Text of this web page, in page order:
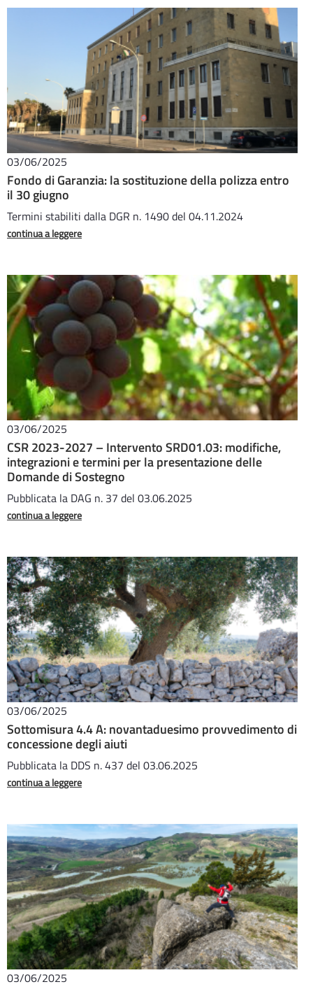
03/06/2025
Fondo di Garanzia: la sostituzione della polizza entro
il 30 giugno
Termini stabiliti dalla DGR n. 1490 del 04.11.2024
continua a leggere
03/06/2025
CSR 2023-2027 – Intervento SRD01.03: modifiche,
integrazioni e termini per la presentazione delle
Domande di Sostegno
Pubblicata la DAG n. 37 del 03.06.2025
continua a leggere
03/06/2025
Sottomisura 4.4 A: novantaduesimo provvedimento di
concessione degli aiuti
Pubblicata la DDS n. 437 del 03.06.2025
continua a leggere
03/06/2025